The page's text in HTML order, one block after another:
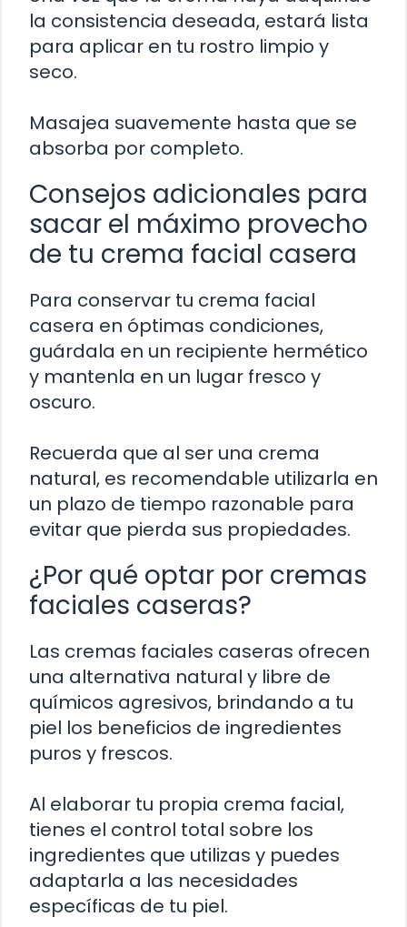
la consistencia deseada, estará lista
para aplicar en tu rostro limpio y
seco.
Masajea suavemente hasta que se
absorba por completo.
Consejos adicionales para
sacar el máximo provecho
de tu crema facial casera
Para conservar tu crema facial
casera en óptimas condiciones,
guárdala en un recipiente hermético
y mantenla en un lugar fresco y
oscuro.
Recuerda que al ser una crema
natural, es recomendable utilizarla en
un plazo de tiempo razonable para
evitar que pierda sus propiedades.
¿Por qué optar por cremas
faciales caseras?
Las cremas faciales caseras ofrecen
una alternativa natural y libre de
químicos agresivos, brindando a tu
piel los beneficios de ingredientes
puros y frescos.
Al elaborar tu propia crema facial,
tienes el control total sobre los
ingredientes que utilizas y puedes
adaptarla a las necesidades
específicas de tu piel.